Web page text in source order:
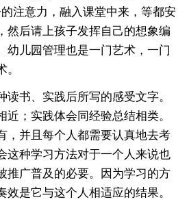
注意力，融入课堂中来，等都安
然后请上孩子发挥自己的想象编
幼儿园管理也是一门艺术，一门
书、实践后所写的感受文字。
近；实践体会同经验总结相类。
，并且每个人都需要认真地去考
这种学习方法对于一个人来说也
推广普及的必要。因为学习的方
效是它与这个人相适应的结果。